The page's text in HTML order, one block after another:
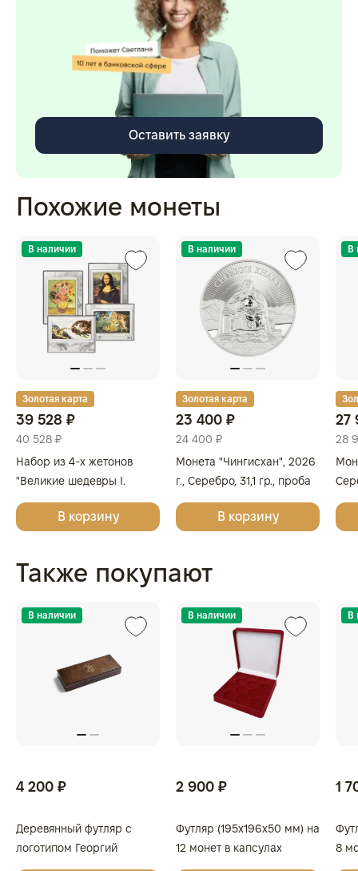
Оставить заявку
Похожие монеты
В наличии
Золотая карта
39 528 ₽
40 528 ₽
Набор из 4-х жетонов
"Великие шедевры I.
Леонардо да Винчи,
Сандро Боттичелли,
62,2 гр., проба 999,
В корзину
В наличии
Золотая карта
23 400 ₽
24 400 ₽
Монета "Чингисхан", 2026
г., Серебро, 31,1 гр., проба
999.9, МОНГОЛИЯ
В корзину
В
27
28
Также покупают
В наличии
4 200 ₽
Деревянный футляр с
логотипом Георгий
Победоносец для 4 монет
В наличии
2 900 ₽
Футляр (195x196x50 мм) на
12 монет в капсулах
(диаметр 44 мм), светло-
В
1
8